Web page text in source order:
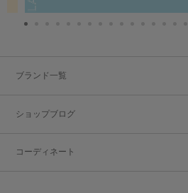
ブランド一覧
ショップブログ
コーディネート